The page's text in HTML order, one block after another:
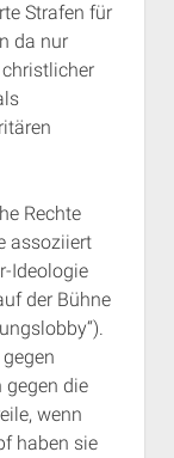
Strafen für
da nur
Rechte
assoziiert
Ideologie
der Bühne
gegen die
wenn
haben sie